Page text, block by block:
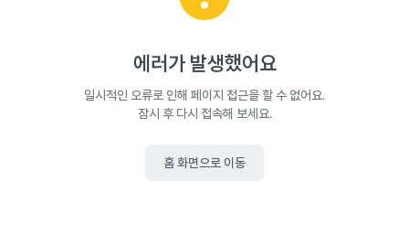
에러가 발생했어요
일시적인 오류로 인해 페이지 접근을 할 수 없어요.
잠시 후 다시 접속해 보세요.
홈 화면으로 이동